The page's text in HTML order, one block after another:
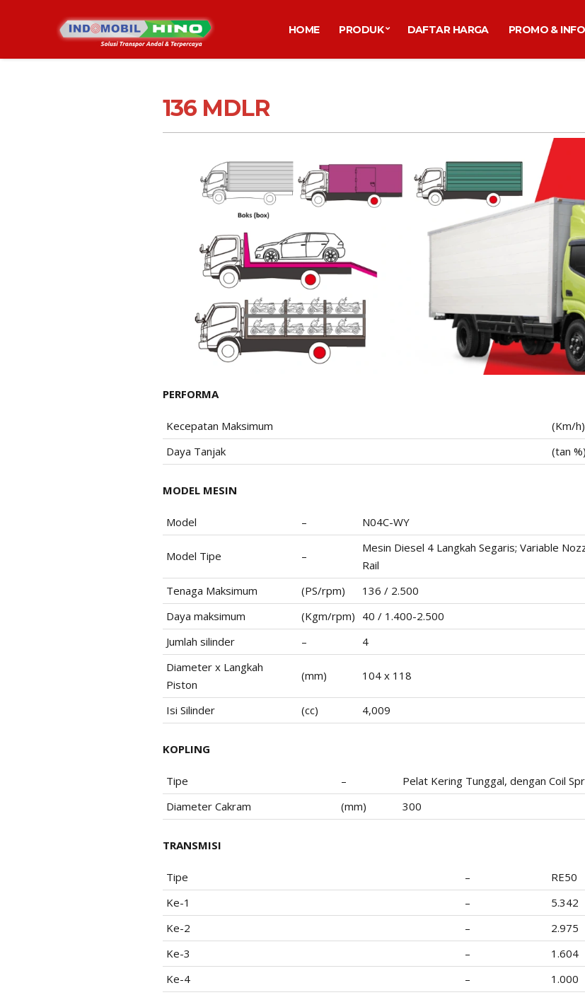
HOME PRODUK DAFTAR HARGA PROMO & INFO
136 MDLR
PERFORMA
Kecepatan Maksimum (Km/h)
Daya Tanjak
(tan %)
MODEL MESIN
Model – N04C-WY
Model Tipe –
Mesin Diesel 4 Langkah Segaris; Variable
Rail
Tenaga Maksimum
(PS/rpm)
136 / 2.500
Daya maksimum
(Kgm/rpm) 40 / 1.400-2.500
Jumlah silinder
–
4
Diameter x Langkah
Piston
(mm) 104 x 118
Isi Silinder (cc) 4,009
KOPLING
Tipe –
Pelat Kering Tunggal, dengan Coil
Diameter Cakram
(mm) 300
TRANSMISI
Tipe –
RE50
Ke-1
–
5.342
Ke-2
–
2.975
Ke-3
–
1.604
Ke-4
–
1.000